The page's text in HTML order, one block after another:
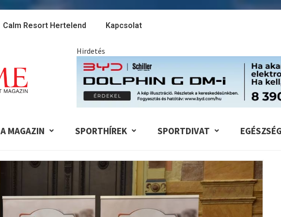
Calm Resort Hertelend Kapcsolat
Hirdetés
A MAGAZIN SPORTHÍREK SPORTDIVAT EGÉSZSÉG